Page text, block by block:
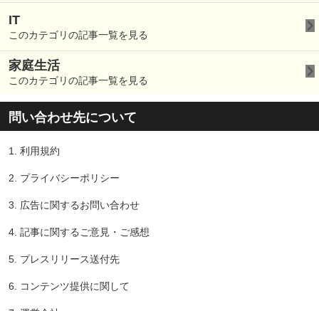
IT
このカテゴリの記事一覧を見る
家庭生活
このカテゴリの記事一覧を見る
問い合わせ先について
1. 利用規約
2. プライバシーポリシー
3. 広告に関するお問い合わせ
4. 記事に関するご意見・ご感想
5. プレスリリース送付先
6. コンテンツ提供に関して